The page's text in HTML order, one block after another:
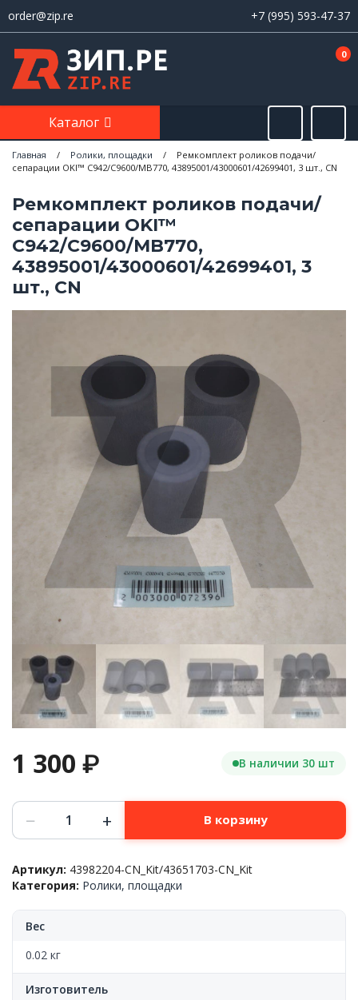
order@zip.re +7 (995) 593-47-37
0
Каталог
Главная / Ролики, площадки /
Ремкомплект роликов подачи/
сепарации OKI™ C942/C9600/MB770, 43895001/43000601/42699401, 3 шт., CN
Ремкомплект роликов подачи/
сепарации OKI™
C942/C9600/MB770,
43895001/43000601/42699401, 3
шт., CN
1 300 ₽ В наличии 30 шт
Количество
товара
Ремкомплект
подачи/
сепарации
C942/C9600/MB770,
CN
− + В корзину
Артикул: 43982204-CN_Kit/43651703-CN_Kit
Категория: Ролики, площадки
Вес
0.02 кг
Изготовитель